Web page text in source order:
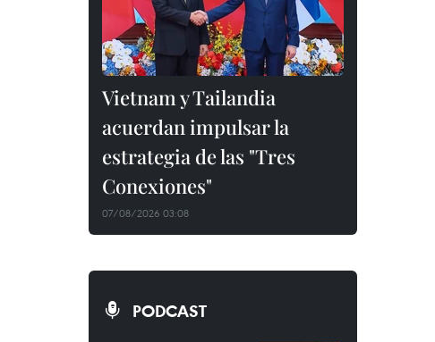
Vietnam y Tailandia
acuerdan impulsar la
estrategia de las "Tres
Conexiones"
07/08/2026 03:08
PODCAST